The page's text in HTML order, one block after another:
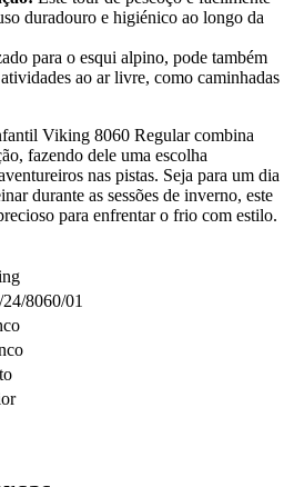
duradouro e higiénico ao longo da
para o esqui alpino, pode também
ao ar livre, como caminhadas
Viking 8060 Regular combina
fazendo dele uma escolha
nas pistas. Seja para um dia
durante as sessões de inverno, este
para enfrentar o frio com estilo.
8060/01